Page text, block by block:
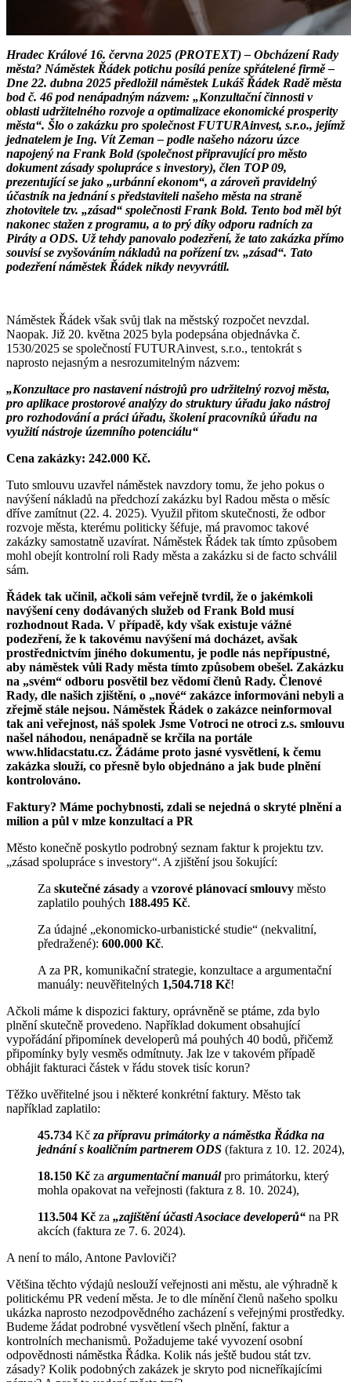
Hradec Králové 16. června 2025 (PROTEXT) – Obcházení Rady
města? Náměstek Řádek potichu posílá peníze spřátelené firmě –
Dne 22. dubna 2025 předložil náměstek Lukáš Řádek Radě města
bod č. 46 pod nenápadným názvem: „Konzultační činnosti v
oblasti udržitelného rozvoje a optimalizace ekonomické prosperity
města“. Šlo o zakázku pro společnost FUTURAinvest, s.r.o., jejímž
jednatelem je Ing. Vít Zeman – podle našeho názoru úzce
napojený na Frank Bold (společnost připravující pro město
dokument zásady spolupráce s investory), člen TOP 09,
prezentující se jako „urbánní ekonom“, a zároveň pravidelný
účastník na jednání s představiteli našeho města na straně
zhotovitele tzv. „zásad“ společnosti Frank Bold. Tento bod měl být
nakonec stažen z programu, a to prý díky odporu radních za
Piráty a ODS. Už tehdy panovalo podezření, že tato zakázka přímo
souvisí se zvyšováním nákladů na pořízení tzv. „zásad“. Tato
podezření náměstek Řádek nikdy nevyvrátil.
Náměstek Řádek však svůj tlak na městský rozpočet nevzdal.
Naopak. Již 20. května 2025 byla podepsána objednávka č.
1530/2025 se společností FUTURAinvest, s.r.o., tentokrát s
naprosto nejasným a nesrozumitelným názvem:
„Konzultace pro nastavení nástrojů pro udržitelný rozvoj města,
pro aplikace prostorové analýzy do struktury úřadu jako nástroj
pro rozhodování a práci úřadu, školení pracovníků úřadu na
využití nástroje územního potenciálu“
Cena zakázky: 242.000 Kč.
Tuto smlouvu uzavřel náměstek navzdory tomu, že jeho pokus o
navýšení nákladů na předchozí zakázku byl Radou města o měsíc
dříve zamítnut (22. 4. 2025). Využil přitom skutečnosti, že odbor
rozvoje města, kterému politicky šéfuje, má pravomoc takové
zakázky samostatně uzavírat. Náměstek Řádek tak tímto způsobem
mohl obejít kontrolní roli Rady města a zakázku si de facto schválil
sám.
Řádek tak učinil, ačkoli sám veřejně tvrdil, že o jakémkoli
navýšení ceny dodávaných služeb od Frank Bold musí
rozhodnout Rada. V případě, kdy však existuje vážné
podezření, že k takovému navýšení má docházet, avšak
prostřednictvím jiného dokumentu, je podle nás nepřípustné,
aby náměstek vůli Rady města tímto způsobem obešel. Zakázku
na „svém“ odboru posvětil bez vědomí členů Rady. Členové
Rady, dle našich zjištění, o „nové“ zakázce informováni nebyli a
zřejmě stále nejsou. Náměstek Řádek o zakázce neinformoval
tak ani veřejnost, náš spolek Jsme Votroci ne otroci z.s. smlouvu
našel náhodou, nenápadně se krčila na portále
www.hlidacstatu.cz. Žádáme proto jasné vysvětlení, k čemu
zakázka slouží, co přesně bylo objednáno a jak bude plnění
kontrolováno.
Faktury? Máme pochybnosti, zdali se nejedná o skryté plnění a
milion a půl v mlze konzultací a PR
Město konečně poskytlo podrobný seznam faktur k projektu tzv.
„zásad spolupráce s investory“. A zjištění jsou šokující:
Za skutečné zásady a vzorové plánovací smlouvy město
zaplatilo pouhých 188.495 Kč.
Za údajné „ekonomicko-urbanistické studie“ (nekvalitní,
předražené): 600.000 Kč.
A za PR, komunikační strategie, konzultace a argumentační
manuály: neuvěřitelných 1,504.718 Kč!
Ačkoli máme k dispozici faktury, oprávněně se ptáme, zda bylo
plnění skutečně provedeno. Například dokument obsahující
vypořádání připomínek developerů má pouhých 40 bodů, přičemž
připomínky byly vesměs odmítnuty. Jak lze v takovém případě
obhájit fakturaci částek v řádu stovek tisíc korun?
Těžko uvěřitelné jsou i některé konkrétní faktury. Město tak
například zaplatilo:
45.734 Kč za přípravu primátorky a náměstka Řádka na
jednání s koaličním partnerem ODS (faktura z 10. 12. 2024),
18.150 Kč za argumentační manuálpro primátorku, který
mohla opakovat na veřejnosti (faktura z 8. 10. 2024),
113.504 Kč za „zajištění účasti Asociace developerů“ na PR
akcích (faktura ze 7. 6. 2024).
A není to málo, Antone Pavloviči?
Většina těchto výdajů neslouží veřejnosti ani městu, ale výhradně k
politickému PR vedení města. Je to dle mínění členů našeho spolku
ukázka naprosto nezodpovědného zacházení s veřejnými prostředky.
Budeme žádat podrobné vysvětlení všech plnění, faktur a
kontrolních mechanismů. Požadujeme také vyvození osobní
odpovědnosti náměstka Řádka. Kolik nás ještě budou stát tzv.
zásady? Kolik podobných zakázek je skryto pod nicneříkajícími